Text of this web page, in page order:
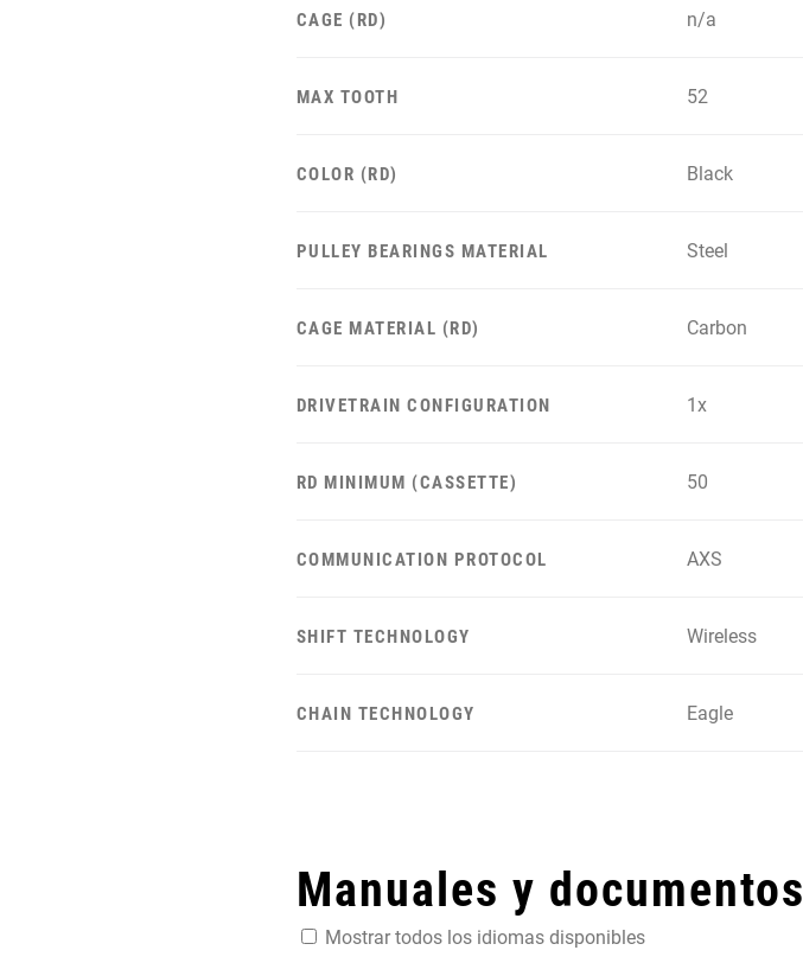
CAGE (RD) n/a
MAX TOOTH 52
COLOR (RD) Black
PULLEY BEARINGS MATERIAL Steel
CAGE MATERIAL (RD) Carbon
DRIVETRAIN CONFIGURATION 1x
RD MINIMUM (CASSETTE) 50
COMMUNICATION PROTOCOL AXS
SHIFT TECHNOLOGY Wireless
CHAIN TECHNOLOGY Eagle
Manuales y documentos
Mostrar todos los idiomas disponibles